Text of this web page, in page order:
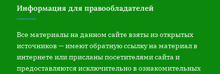
Информация для правообладателей
Все материалы на данном сайте взяты из открытых
источников — имеют обратную ссылку на материал в
интернете или присланы посетителями сайта и
предоставляются исключительно в ознакомительных